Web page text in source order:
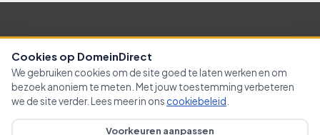
Contact algemene voorwaarden
Copyright © 2026 Domein-Direct. Alle rechten zijn
Cookies op DomeinDirect
We gebruiken cookies om de site goed te laten werken en om
bezoek anoniem te meten. Met jouw toestemming verbeteren
we de site verder. Lees meer in ons cookiebeleid
Voorkeuren aanpassen